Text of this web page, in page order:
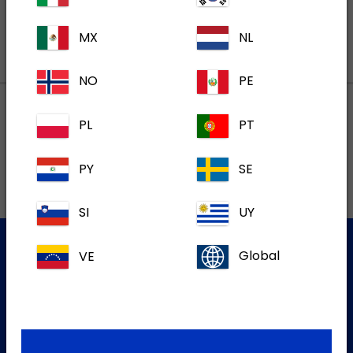
Lokalne adrese
korisnike
MX NL
NO PE
PL PT
PY SE
SI UY
VE Global